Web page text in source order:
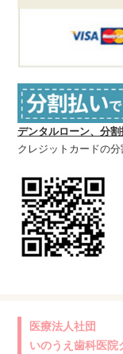
デンタルローン、分
クレジットカードの
医療法人社団
いのうえ歯科医院